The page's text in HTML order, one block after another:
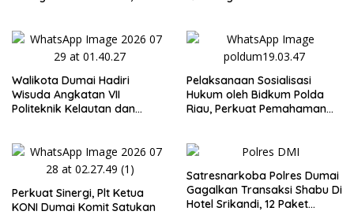
RI
Walikota Dumai Hadiri
Wisuda Angkatan VII
Politeknik Kelautan dan
Pelaksanaan Sosialisasi
Hukum oleh Bidkum Polda
Riau, Perkuat Pemahaman
Perubahan UU Kepolisian
Perkuat Sinergi, Plt Ketua
KONI Dumai Komit Satukan
Satresnarkoba Polres Dumai
Gagalkan Transaksi Shabu Di
Hotel Srikandi, 12 Paket